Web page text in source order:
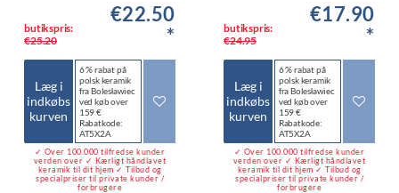
butikspris:
€25.20
€22.50
*
Læg i
indkøbs
kurven
6 % rabat på
polsk keramik
fra Bolesławiec
ved køb over
159 €
Rabatkode:
AT5X2A
✓ Over 100.000 tilfredse kunder
verden over ✓ Kærligt håndlavet
keramik til dit hjem ✓ Tilbud og
specialpriser til private kunder /
forbrugere
butikspris:
€24.95
€17.90
*
Læg i
indkøbs
kurven
6 % rabat på
polsk keramik
fra Bolesławiec
ved køb over
159 €
Rabatkode:
AT5X2A
✓ Over 100.000 tilfredse kunder
verden over ✓ Kærligt håndlavet
keramik til dit hjem ✓ Tilbud og
specialpriser til private kunder /
forbrugere